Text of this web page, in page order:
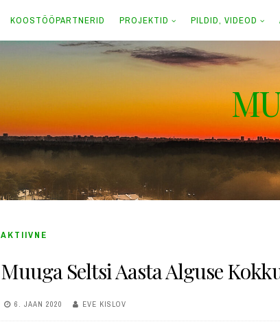
KOOSTÖÖPARTNERID PROJEKTID PILDID, VIDEOD
AKTIIVNE
Muuga Seltsi Aasta Alguse
6. JAAN 2020 EVE KISLOV